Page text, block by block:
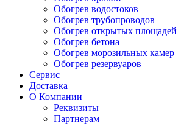
Обогрев водостоков
Обогрев трубопроводов
Обогрев открытых площадей
Обогрев бетона
Обогрев морозильных камер
Обогрев резервуаров
Сервис
Доставка
О Компании
Реквизиты
Партнерам